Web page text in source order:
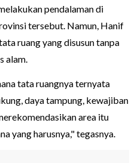
pendalaman di
tersebut. Namun, Hanif
ruang yang disusun tanpa
alam.
tata ruangnya ternyata
daya tampung, kewajiban
area itu
yang harusnya," tegasnya.